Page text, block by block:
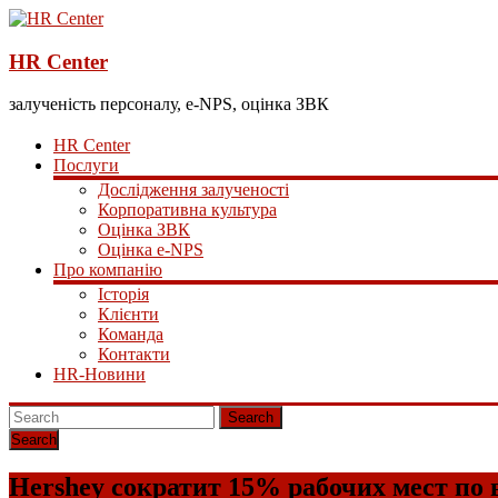
HR Center
залученість персоналу, e-NPS, оцінка ЗВК
HR Center
Послуги
Дослідження залученості
Корпоративна культура
Оцінка ЗВК
Оцінка e-NPS
Про компанію
Історія
Клієнти
Команда
Контакти
HR-Новини
Search
Hershey сократит 15% рабочих мест по